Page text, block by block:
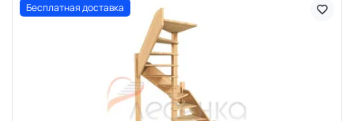
Бесплатная доставка